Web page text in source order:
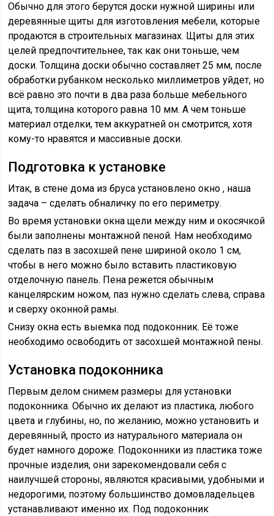
Обычно для этого берутся доски нужной ширины или
деревянные щиты для изготовления мебели, которые
продаются в строительных магазинах. Щиты для этих
целей предпочтительнее, так как они тоньше, чем
доски. Толщина доски обычно составляет 25 мм, после
обработки рубанком несколько миллиметров уйдет, но
всё равно это почти в два раза больше мебельного
щита, толщина которого равна 10 мм. А чем тоньше
материал отделки, тем аккуратней он смотрится, хотя
кому-то нравятся и массивные доски.
Подготовка к установке
Итак, в стене дома из бруса установлено окно , наша
задача – сделать обналичку по его периметру.
Во время установки окна щели между ним и окосячкой
были заполнены монтажной пеной. Нам необходимо
сделать паз в засохшей пене шириной около 1 см,
чтобы в него можно было вставить пластиковую
отделочную панель. Пена режется обычным
канцелярским ножом, паз нужно сделать слева, справа
и сверху оконной рамы.
Снизу окна есть выемка под подоконник. Её тоже
необходимо освободить от засохшей монтажной пены.
Установка подоконника
Первым делом снимем размеры для установки
подоконника. Обычно их делают из пластика, любого
цвета и глубины, но, по желанию, можно установить и
деревянный, просто из натурального материала он
будет намного дороже. Подоконники из пластика тоже
прочные изделия, они зарекомендовали себя с
наилучшей стороны, являются красивыми, удобными и
недорогими, поэтому большинство домовладельцев
устанавливают именно их. Под подоконник